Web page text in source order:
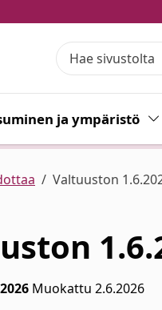
ja ympäristö
Valtuuston
Muokattu 2.6.2026